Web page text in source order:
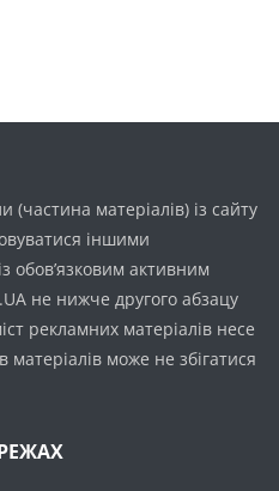
матеріалів) із сайту
іншими
обов’язковим активним
не нижче другого абзацу
рекламних матеріалів несе
може не збігатися